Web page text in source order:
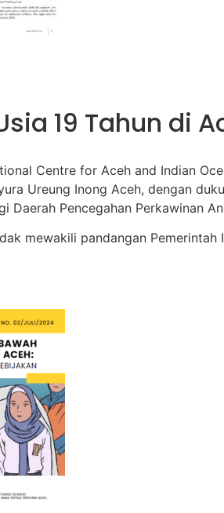
19 Tahun di
Centre for Aceh and Indian
Ureung Inong Aceh, dengan
Pencegahan Perkawinan
mewakili pandangan Pemerintah